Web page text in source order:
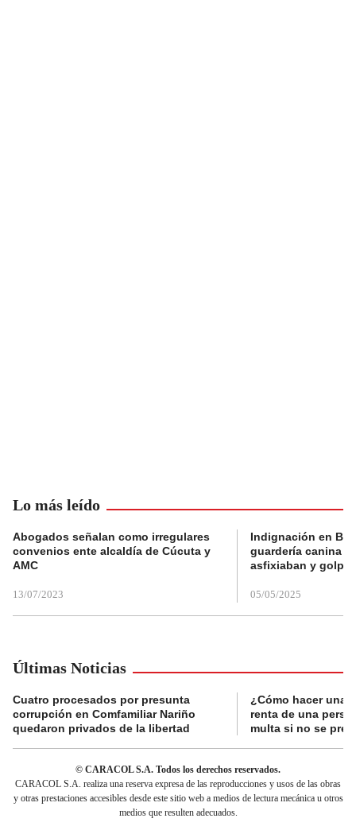
Lo más leído
Abogados señalan como irregulares
convenios ente alcaldía de Cúcuta y
AMC
13/07/2023
Indignación en
guardería canina
asfixiaban y
05/05/2025
Últimas Noticias
Cuatro procesados por presunta
corrupción en Comfamiliar Nariño
quedaron privados de la libertad
¿Cómo hacer una
renta de una
multa si no se
© CARACOL S.A. Todos los derechos reservados.
CARACOL S.A. realiza una reserva expresa de las reproducciones y usos de las obras
y otras prestaciones accesibles desde este sitio web a medios de lectura mecánica u otros
medios que resulten adecuados.